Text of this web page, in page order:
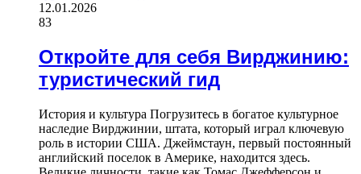
12.01.2026
83
Откройте для себя Вирджинию:
туристический гид
История и культура Погрузитесь в богатое культурное
наследие Вирджинии, штата, который играл ключевую
роль в истории США. Джеймстаун, первый постоянный
английский поселок в Америке, находится здесь.